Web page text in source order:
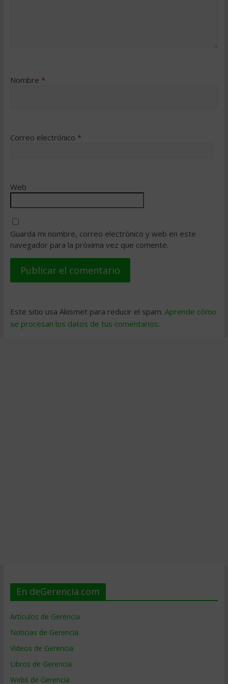
Nombre *
Correo electrónico *
Web
Guarda mi nombre, correo electrónico y web en este
navegador para la próxima vez que comente.
Este sitio usa Akismet para reducir el spam. Aprende cómo
se procesan los datos de tus comentarios.
En deGerencia.com
Artículos de Gerencia
Noticias de Gerencia
Videos de Gerencia
Libros de Gerencia
Webs de Gerencia